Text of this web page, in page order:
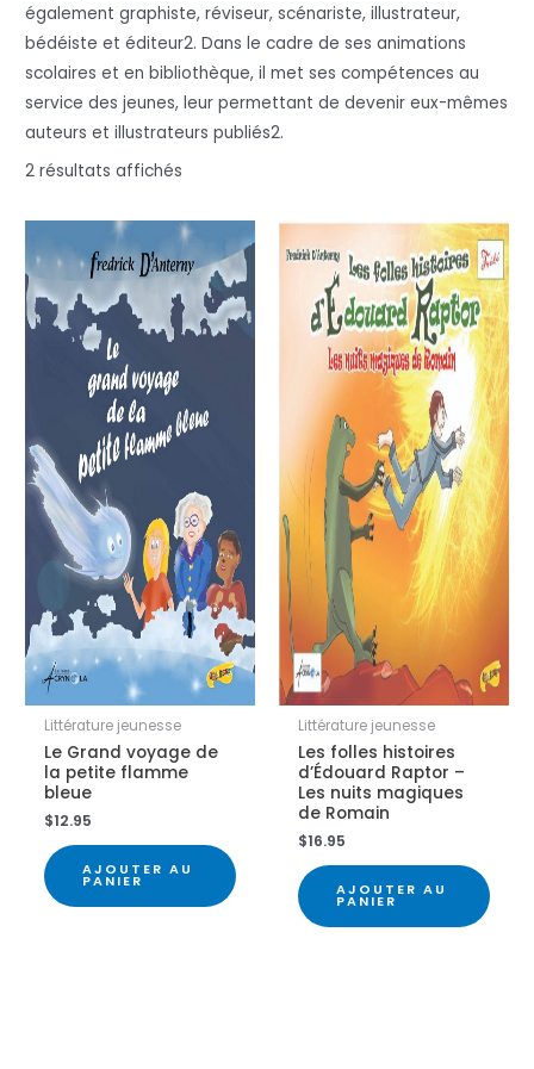
également graphiste, réviseur, scénariste, illustrateur,
bédéiste et éditeur2. Dans le cadre de ses animations
scolaires et en bibliothèque, il met ses compétences au
service des jeunes, leur permettant de devenir eux-mêmes
auteurs et illustrateurs publiés2.
2 résultats affichés
Littérature jeunesse
Le Grand voyage de
la petite flamme
bleue
$12.95
AJOUTER AU
PANIER
Littérature jeunesse
Les folles histoires
d’Édouard Raptor –
Les nuits magiques
de Romain
$16.95
AJOUTER AU
PANIER